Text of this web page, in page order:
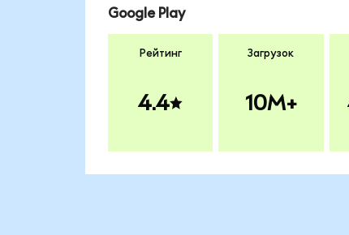
Google Play
Рейтинг
4.4
Загрузок
10M+